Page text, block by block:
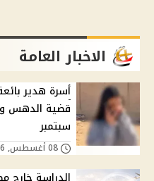
الاخبار العامة
أسرة هدير
سبتمبر